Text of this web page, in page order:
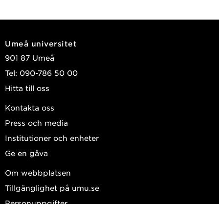
Umeå universitet
901 87 Umeå
Tel: 090-786 50 00
Hitta till oss
Kontakta oss
Press och media
Institutioner och enheter
Ge en gåva
Om webbplatsen
Tillgänglighet på umu.se